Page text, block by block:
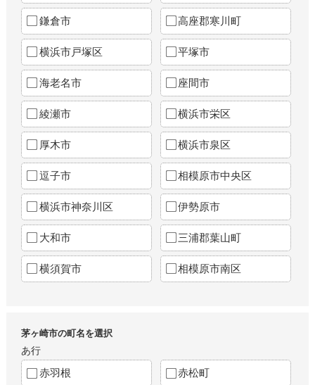
鎌倉市 高座郡寒川町
横浜市戸塚区 平塚市
海老名市 座間市
綾瀬市 横浜市栄区
厚木市 横浜市泉区
逗子市 相模原市中央区
横浜市神奈川区 伊勢原市
大和市 三浦郡葉山町
横須賀市 相模原市南区
茅ヶ崎市の町名を選択
あ行
赤羽根 赤松町